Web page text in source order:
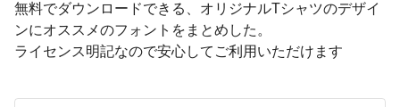
無料でダウンロードできる、オリジナルTシャツのデザイ
ンにオススメのフォントをまとめした。
ライセンス明記なので安心してご利用いただけます